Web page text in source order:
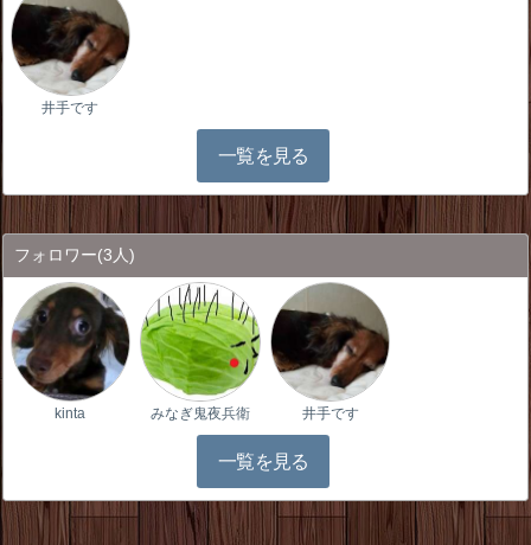
井手です
一覧を見る
フォロワー(3人)
kinta みなぎ鬼夜兵衛 井手です
一覧を見る